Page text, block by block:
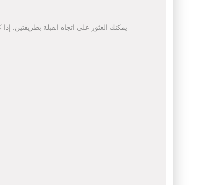
يمكنك العثور على اتجاه القبلة بطريقتين.